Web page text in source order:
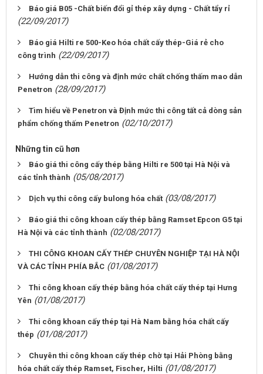
Báo giá B05 -Chất biến đổi gỉ thép xây dựng - Chất tẩy rỉ
(22/09/2017)
Báo giá Hilti re 500-Keo hóa chất cấy thép-Giá rẻ cho
công trình (22/09/2017)
Hướng dẫn thi công và định mức chất chống thấm mao dẫn
Penetron (28/09/2017)
Tìm hiểu về Penetron và Định mức thi công tất cả dòng sản
phẩm chống thấm Penetron (02/10/2017)
Những tin cũ hơn
Báo giá thi công cấy thép bằng Hilti re 500 tại Hà Nội và
các tỉnh thành (05/08/2017)
Dịch vụ thi công cấy bulong hóa chất (03/08/2017)
Báo giá thi công khoan cấy thép bằng Ramset Epcon G5 tại
Hà Nội và các tỉnh thành (02/08/2017)
THI CÔNG KHOAN CẤY THÉP CHUYÊN NGHIỆP TẠI HÀ NỘI
VÀ CÁC TỈNH PHÍA BẮC (01/08/2017)
Thi công khoan cấy thép bằng hóa chất cấy thép tại Hưng
Yên (01/08/2017)
Thi công khoan cấy thép tại Hà Nam bằng hóa chất cấy
thép (01/08/2017)
Chuyên thi công khoan cấy thép chờ tại Hải Phòng bằng
hóa chất cấy thép Ramset, Fischer, Hilti (01/08/2017)